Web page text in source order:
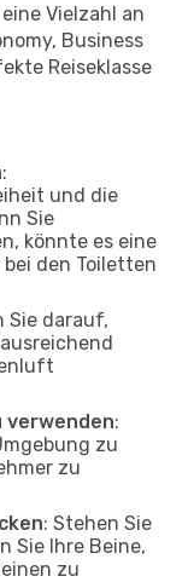
Vielzahl an
Business
Reiseklasse
:
und die
Sie
könnte es eine
den Toiletten
Sie darauf,
verwenden:
zu
zu
: Stehen Sie
Sie Ihre Beine,
zu